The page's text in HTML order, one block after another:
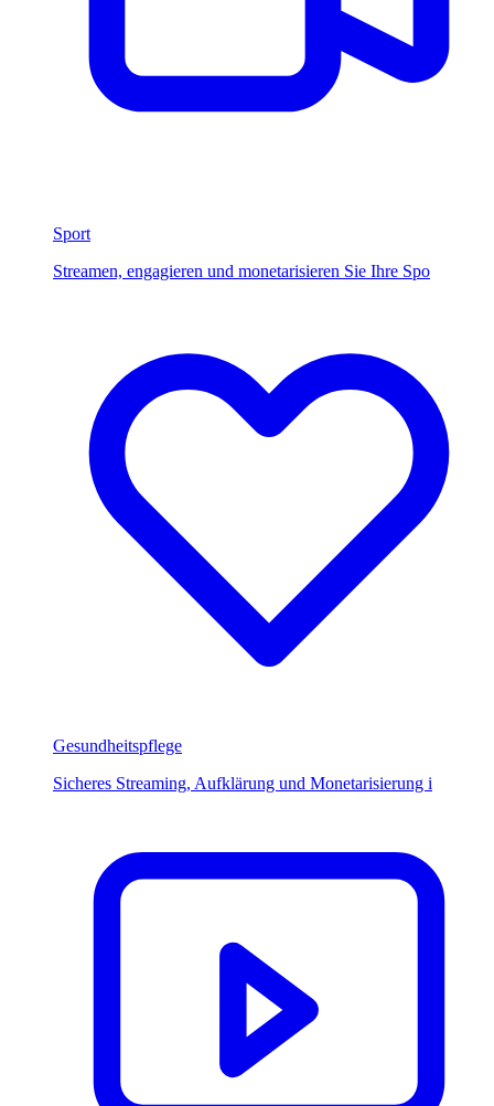
Sport
Streamen, engagieren und monetarisieren Sie Ihre Spo
Gesundheitspflege
Sicheres Streaming, Aufklärung und Monetarisierung i